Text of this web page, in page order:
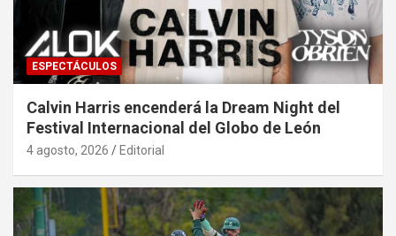
ESPECTÁCULOS
Calvin Harris encenderá la Dream Night del
Festival Internacional del Globo de León
4 agosto, 2026 Editorial